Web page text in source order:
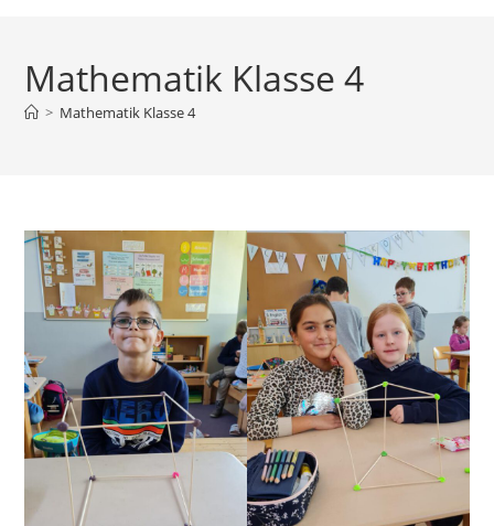
Mathematik Klasse 4
> Mathematik Klasse 4